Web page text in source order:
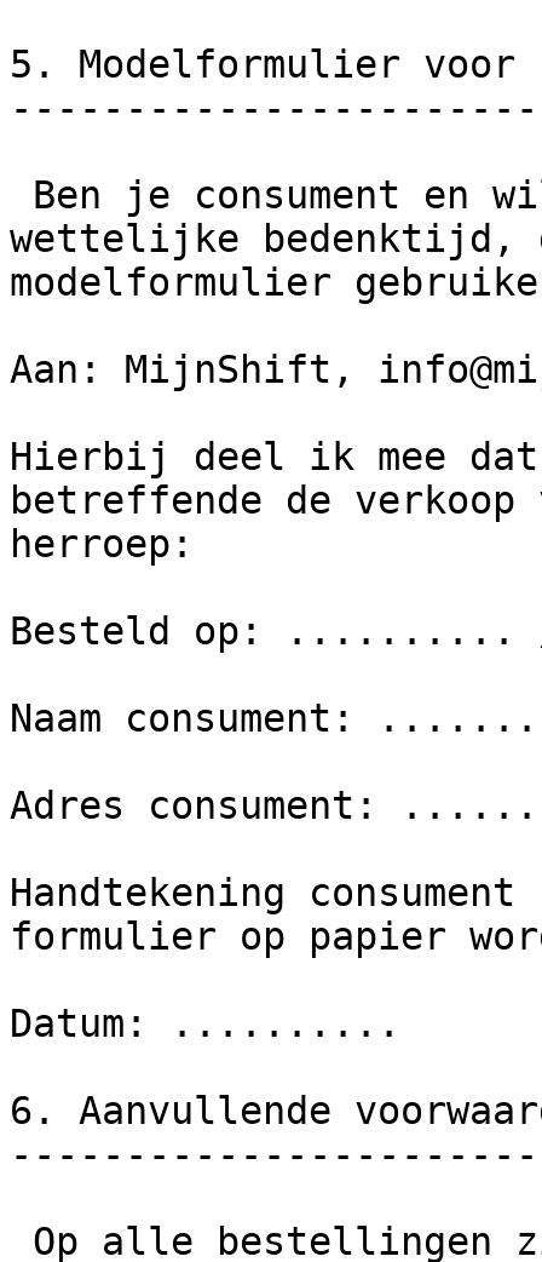
5. Modelformulier voor
wettelijke bedenktijd,
modelformulier
Aan: MijnShift,
Hierbij deel ik mee dat
betreffende de verkoop
herroep:
Besteld op: ..........
Naam consument:
Adres consument:
Handtekening
formulier op papier
Datum: ..........
6. Aanvullende